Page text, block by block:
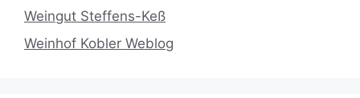
Weingut Steffens-Keß
Weinhof Kobler Weblog